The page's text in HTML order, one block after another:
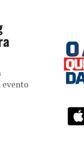
evento